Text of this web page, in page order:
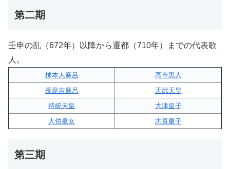
第二期
壬申の乱（672年）以降から遷都（710年）までの代表歌
人。
柿本人麻呂
高市黒人
長意吉麻呂
天武天皇
持統天皇
大津皇子
大伯皇女
志貴皇子
第三期